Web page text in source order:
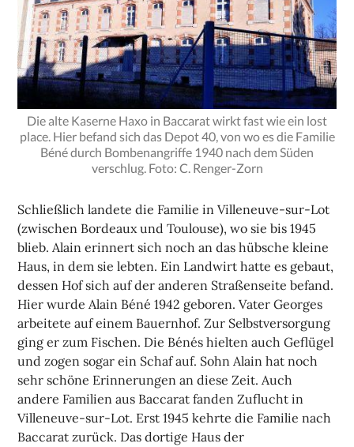
Die alte Kaserne Haxo in Baccarat wirkt fast wie ein lost
place. Hier befand sich das Depot 40, von wo es die Familie
Béné durch Bombenangriffe 1940 nach dem Süden
verschlug. Foto: C. Renger-Zorn
Schließlich landete die Familie in Villeneuve-sur-Lot
(zwischen Bordeaux und Toulouse), wo sie bis 1945
blieb. Alain erinnert sich noch an das hübsche kleine
Haus, in dem sie lebten. Ein Landwirt hatte es gebaut,
dessen Hof sich auf der anderen Straßenseite befand.
Hier wurde Alain Béné 1942 geboren. Vater Georges
arbeitete auf einem Bauernhof. Zur Selbstversorgung
ging er zum Fischen. Die Bénés hielten auch Geflügel
und zogen sogar ein Schaf auf. Sohn Alain hat noch
sehr schöne Erinnerungen an diese Zeit. Auch
andere Familien aus Baccarat fanden Zuflucht in
Villeneuve-sur-Lot. Erst 1945 kehrte die Familie nach
Baccarat zurück. Das dortige Haus der